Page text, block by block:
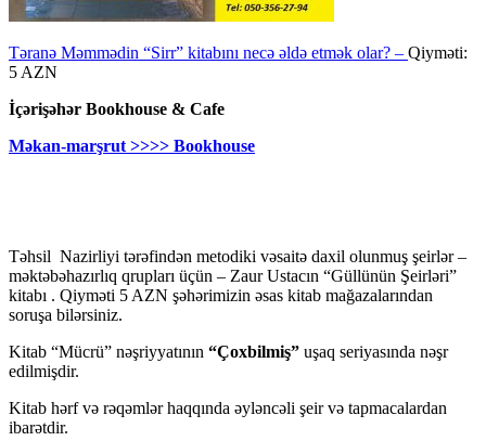
Təranə Məmmədin “Sirr” kitabını necə əldə etmək olar? – Qiyməti:
5 AZN
İçərişəhər Bookhouse & Cafe
Məkan-marşrut >>>> Bookhouse
Təhsil Nazirliyi tərəfindən metodiki vəsaitə daxil olunmuş şeirlər –
məktəbəhazırlıq qrupları üçün – Zaur Ustacın “Güllünün Şeirləri”
kitabı . Qiyməti 5 AZN şəhərimizin əsas kitab mağazalarından
soruşa bilərsiniz.
Kitab “Mücrü” nəşriyyatının “Çoxbilmiş” uşaq seriyasında nəşr
edilmişdir.
Kitab hərf və rəqəmlər haqqında əyləncəli şeir və tapmacalardan
ibarətdir.